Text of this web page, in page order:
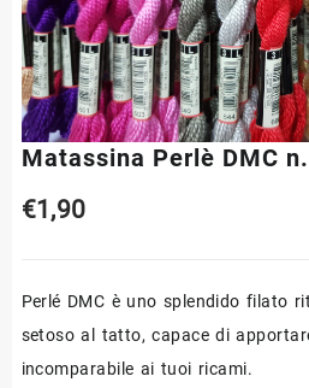
Matassina Perlè DMC
€1,90
Perlé DMC è uno splendido filato
setoso al tatto, capace di
incomparabile ai tuoi ricami.